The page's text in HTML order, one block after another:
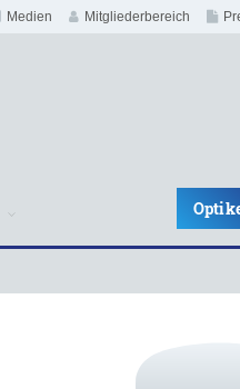
Mitgliederbereich
Medien